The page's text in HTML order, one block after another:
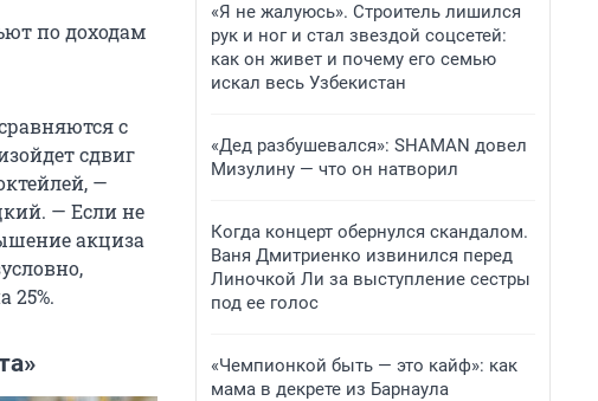
по доходам
с
сдвиг
—
— Если не
акциза
25%.
«Я не жалуюсь». Строитель лишился
рук и ног и стал звездой соцсетей:
как он живет и почему его семью
искал весь Узбекистан
«Дед разбушевался»: SHAMAN довел
Мизулину — что он натворил
Когда концерт обернулся скандалом.
Ваня Дмитриенко извинился перед
Линочкой Ли за выступление сестры
под ее голос
«Чемпионкой быть — это кайф»: как
мама в декрете из Барнаула